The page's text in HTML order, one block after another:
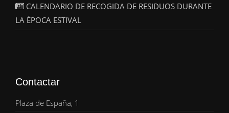
CALENDARIO DE RECOGIDA DE RESIDUOS DURANTE
LA ÉPOCA ESTIVAL
Contactar
Plaza de España, 1